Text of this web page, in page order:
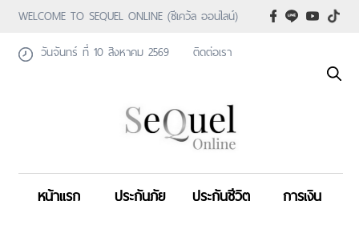
WELCOME TO SEQUEL ONLINE (ซีเคว้ล ออนไลน์)
วันจันทร์ ที่ 10 สิงหาคม 2569
ติดต่อเรา
หน้าแรก ประกันภัย ประกันชีวิต
การเงิน